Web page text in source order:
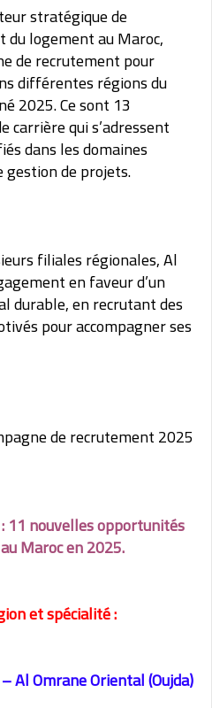
stratégique de
du logement au Maroc,
de recrutement pour
différentes régions du
2025. Ce sont 13
carrière qui s’adressent
dans les domaines
de projets.
filiales régionales, Al
en faveur d’un
durable, en recrutant des
pour accompagner ses
de recrutement 2025
11 nouvelles opportunités
Maroc en 2025.
et spécialité :
Al Omrane Oriental (Oujda)